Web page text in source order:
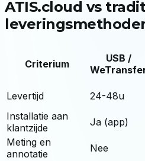
ATIS.cloud vs
Criterium
USB /
Levertijd 24-48u
Installatie aan
klantzijde
Ja (app)
Meting en
annotatie
Nee